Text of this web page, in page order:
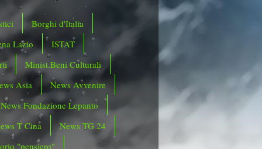
Borghi d'Italia
Lazio
ISTAT
Minist.Beni Culturali
Asia
News Avvenire
News Fondazione Lepanto
T Cina
News TG 24
"pensiero"